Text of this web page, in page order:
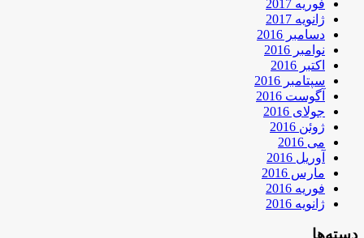
فوریه 2017
ژانویه 2017
دسامبر 2016
نوامبر 2016
اکتبر 2016
سپتامبر 2016
آگوست 2016
جولای 2016
ژوئن 2016
می 2016
آوریل 2016
مارس 2016
فوریه 2016
ژانویه 2016